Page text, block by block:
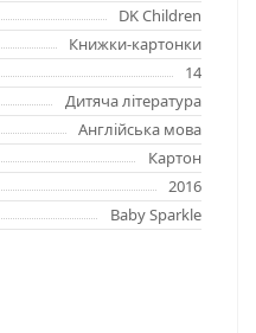
DK Children
Книжки-картонки
14
Дитяча література
Англійська мова
Картон
2016
Baby Sparkle